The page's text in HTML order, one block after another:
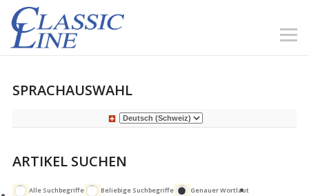
SPRACHAUSWAHL
ARTIKEL SUCHEN
Alle Suchbegriffe Beliebige Suchbegriffe Genauer Wortlaut